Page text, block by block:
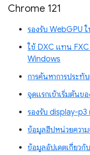
Chrome 121
รองรับ WebGPU
ใช้ DXC แทน
Windows
การค้นหาการประทั
จุดแรกเข้าเริ่มต้นข
รองรับ display-
ข้อมูลฮีปหน่วยความ
ข้อมูลอัปเดตเกี่ยวกั